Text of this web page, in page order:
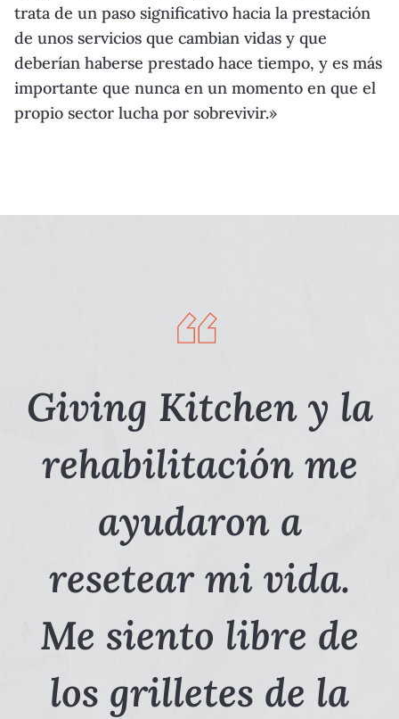
trata de un paso significativo hacia la prestación
de unos servicios que cambian vidas y que
deberían haberse prestado hace tiempo, y es más
importante que nunca en un momento en que el
propio sector lucha por sobrevivir.»
Giving Kitchen y la
rehabilitación me
ayudaron a
resetear mi vida.
Me siento libre de
los grilletes de la